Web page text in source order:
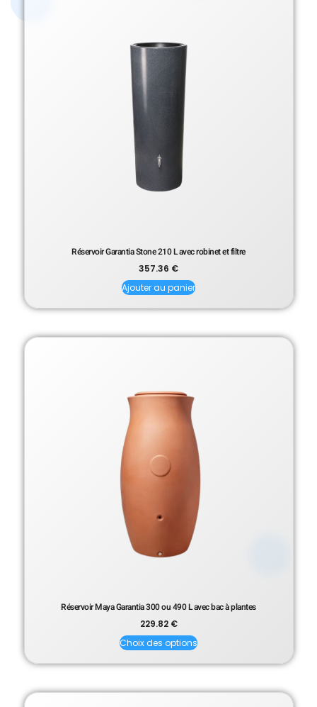
Réservoir Garantia Stone 210 L avec robinet et filtre
357.36 €
Ajouter au panier
Réservoir Maya Garantia 300 ou 490 L avec bac à plantes
229.82 €
Choix des options